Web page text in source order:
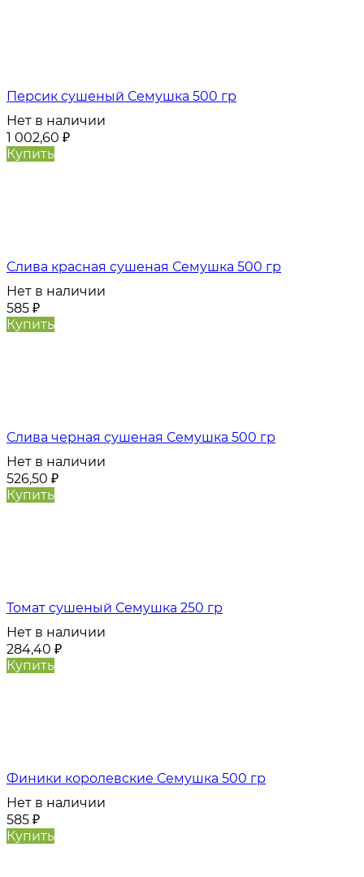
Персик сушеный Семушка 500 гр
Нет в наличии
1 002,60 ₽
Купить
Слива красная сушеная Семушка 500 гр
Нет в наличии
585 ₽
Купить
Слива черная сушеная Семушка 500 гр
Нет в наличии
526,50 ₽
Купить
Томат сушеный Семушка 250 гр
Нет в наличии
284,40 ₽
Купить
Финики королевские Семушка 500 гр
Нет в наличии
585 ₽
Купить